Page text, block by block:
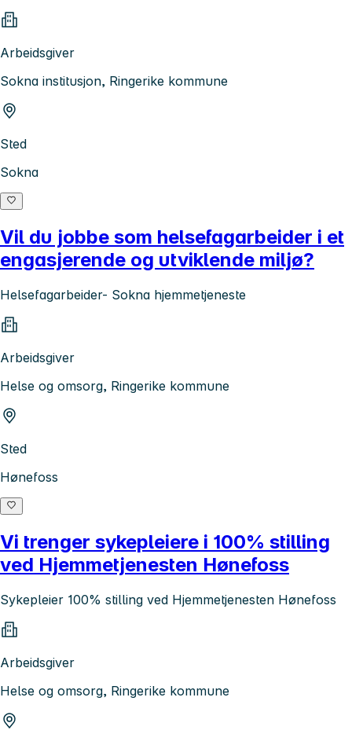
Arbeidsgiver
Sokna institusjon, Ringerike kommune
Sted
Sokna
Vil du jobbe som helsefagarbeider i et
engasjerende og utviklende miljø?
Helsefagarbeider- Sokna hjemmetjeneste
Arbeidsgiver
Helse og omsorg, Ringerike kommune
Sted
Hønefoss
Vi trenger sykepleiere i 100% stilling
ved Hjemmetjenesten Hønefoss
Sykepleier 100% stilling ved Hjemmetjenesten Hønefoss
Arbeidsgiver
Helse og omsorg, Ringerike kommune